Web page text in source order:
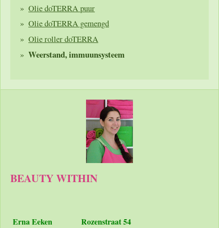
Olie doTERRA puur
Olie doTERRA gemengd
Olie roller doTERRA
Weerstand, immuunsysteem
BEAUTY WITHIN
Erna Eeken Rozenstraat 54